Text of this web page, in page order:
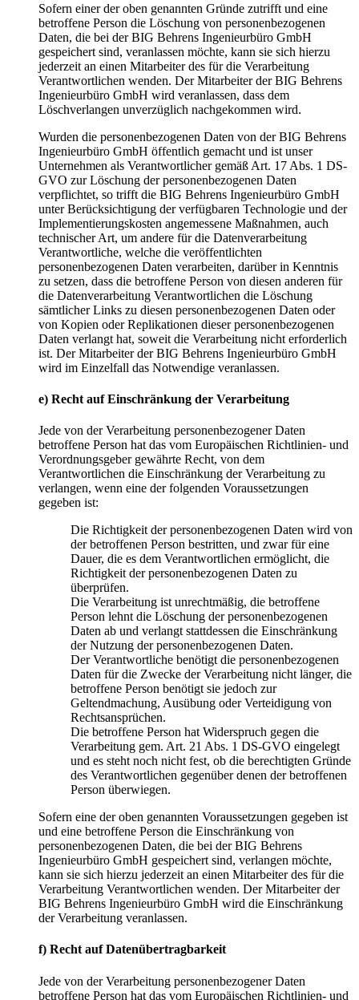
Sofern einer der oben genannten Gründe zutrifft und eine
betroffene Person die Löschung von personenbezogenen
Daten, die bei der BIG Behrens Ingenieurbüro GmbH
gespeichert sind, veranlassen möchte, kann sie sich hierzu
jederzeit an einen Mitarbeiter des für die Verarbeitung
Verantwortlichen wenden. Der Mitarbeiter der BIG Behrens
Ingenieurbüro GmbH wird veranlassen, dass dem
Löschverlangen unverzüglich nachgekommen wird.
Wurden die personenbezogenen Daten von der BIG Behrens
Ingenieurbüro GmbH öffentlich gemacht und ist unser
Unternehmen als Verantwortlicher gemäß Art. 17 Abs. 1 DS-
GVO zur Löschung der personenbezogenen Daten
verpflichtet, so trifft die BIG Behrens Ingenieurbüro GmbH
unter Berücksichtigung der verfügbaren Technologie und der
Implementierungskosten angemessene Maßnahmen, auch
technischer Art, um andere für die Datenverarbeitung
Verantwortliche, welche die veröffentlichten
personenbezogenen Daten verarbeiten, darüber in Kenntnis
zu setzen, dass die betroffene Person von diesen anderen für
die Datenverarbeitung Verantwortlichen die Löschung
sämtlicher Links zu diesen personenbezogenen Daten oder
von Kopien oder Replikationen dieser personenbezogenen
Daten verlangt hat, soweit die Verarbeitung nicht erforderlich
ist. Der Mitarbeiter der BIG Behrens Ingenieurbüro GmbH
wird im Einzelfall das Notwendige veranlassen.
e) Recht auf Einschränkung der Verarbeitung
Jede von der Verarbeitung personenbezogener Daten
betroffene Person hat das vom Europäischen Richtlinien- und
Verordnungsgeber gewährte Recht, von dem
Verantwortlichen die Einschränkung der Verarbeitung zu
verlangen, wenn eine der folgenden Voraussetzungen
gegeben ist:
Die Richtigkeit der personenbezogenen Daten wird von
der betroffenen Person bestritten, und zwar für eine
Dauer, die es dem Verantwortlichen ermöglicht, die
Richtigkeit der personenbezogenen Daten zu
überprüfen.
Die Verarbeitung ist unrechtmäßig, die betroffene
Person lehnt die Löschung der personenbezogenen
Daten ab und verlangt stattdessen die Einschränkung
der Nutzung der personenbezogenen Daten.
Der Verantwortliche benötigt die personenbezogenen
Daten für die Zwecke der Verarbeitung nicht länger, die
betroffene Person benötigt sie jedoch zur
Geltendmachung, Ausübung oder Verteidigung von
Rechtsansprüchen.
Die betroffene Person hat Widerspruch gegen die
Verarbeitung gem. Art. 21 Abs. 1 DS-GVO eingelegt
und es steht noch nicht fest, ob die berechtigten Gründe
des Verantwortlichen gegenüber denen der betroffenen
Person überwiegen.
Sofern eine der oben genannten Voraussetzungen gegeben ist
und eine betroffene Person die Einschränkung von
personenbezogenen Daten, die bei der BIG Behrens
Ingenieurbüro GmbH gespeichert sind, verlangen möchte,
kann sie sich hierzu jederzeit an einen Mitarbeiter des für die
Verarbeitung Verantwortlichen wenden. Der Mitarbeiter der
BIG Behrens Ingenieurbüro GmbH wird die Einschränkung
der Verarbeitung veranlassen.
f) Recht auf Datenübertragbarkeit
Jede von der Verarbeitung personenbezogener Daten
betroffene Person hat das vom Europäischen Richtlinien- und